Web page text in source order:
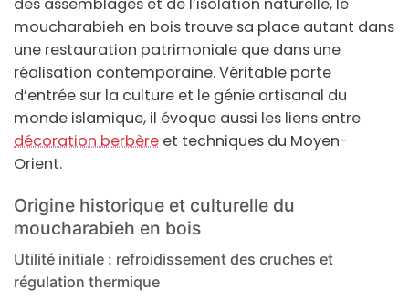
moucharabieh en bois trouve sa place autant dans
une restauration patrimoniale que dans une
réalisation contemporaine. Véritable porte
d’entrée sur la culture et le génie artisanal du
monde islamique, il évoque aussi les liens entre
décoration berbère et techniques du Moyen-
Orient.
Origine historique et culturelle du
moucharabieh en bois
Utilité initiale : refroidissement des cruches et
régulation thermique